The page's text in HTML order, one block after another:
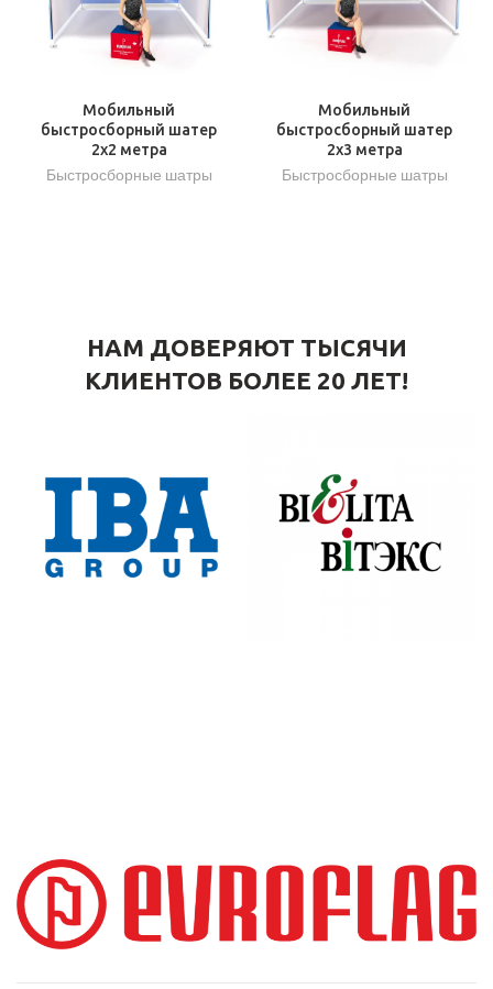
Мобильный
быстросборный шатер
2х2 метра
Быстросборные шатры
Мобильный
быстросборный шатер
2х3 метра
Быстросборные шатры
НАМ ДОВЕРЯЮТ ТЫСЯЧИ
КЛИЕНТОВ БОЛЕЕ 20 ЛЕТ!